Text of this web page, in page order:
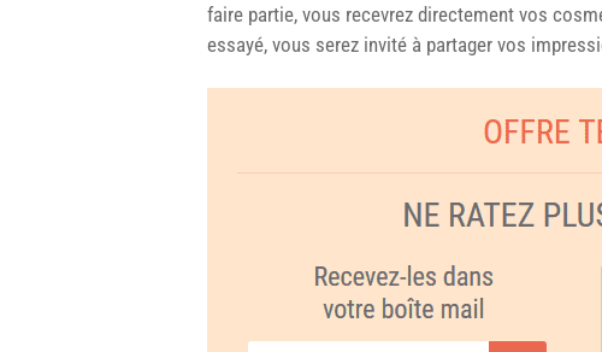
faire partie, vous recevrez directement vos
essayé, vous serez invité à partager vos